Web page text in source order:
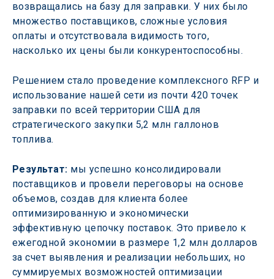
возвращались на базу для заправки. У них было
множество поставщиков, сложные условия
оплаты и отсутствовала видимость того,
насколько их цены были конкурентоспособны.
Решением стало проведение комплексного RFP и
использование нашей сети из почти 420 точек
заправки по всей территории США для
стратегического закупки 5,2 млн галлонов
топлива.
Результат: мы успешно консолидировали
поставщиков и провели переговоры на основе
объемов, создав для клиента более
оптимизированную и экономически
эффективную цепочку поставок. Это привело к
ежегодной экономии в размере 1,2 млн долларов
за счет выявления и реализации небольших, но
суммируемых возможностей оптимизации